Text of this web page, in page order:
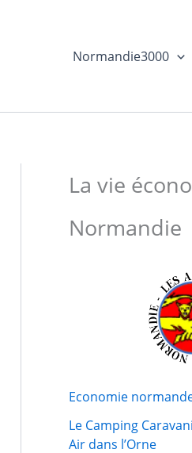
Normandie3000
La vie
Normandie
Economie
Le Camping
Air dans l’Orne